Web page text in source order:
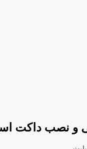
و نصب داکت